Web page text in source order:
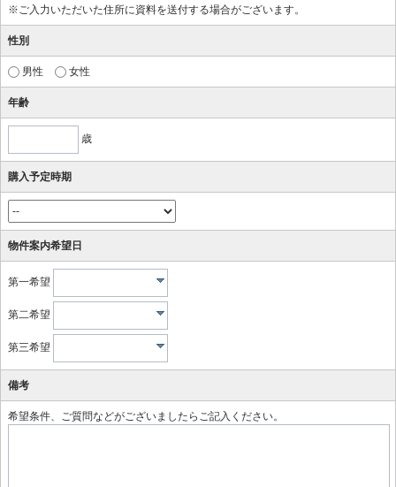
※ご入力いただいた住所に資料を送付する場合がございます。
性別
男性 女性
年齢
歳
購入予定時期
物件案内希望日
第一希望
第二希望
第三希望
備考
希望条件、ご質問などがございましたらご記入ください。